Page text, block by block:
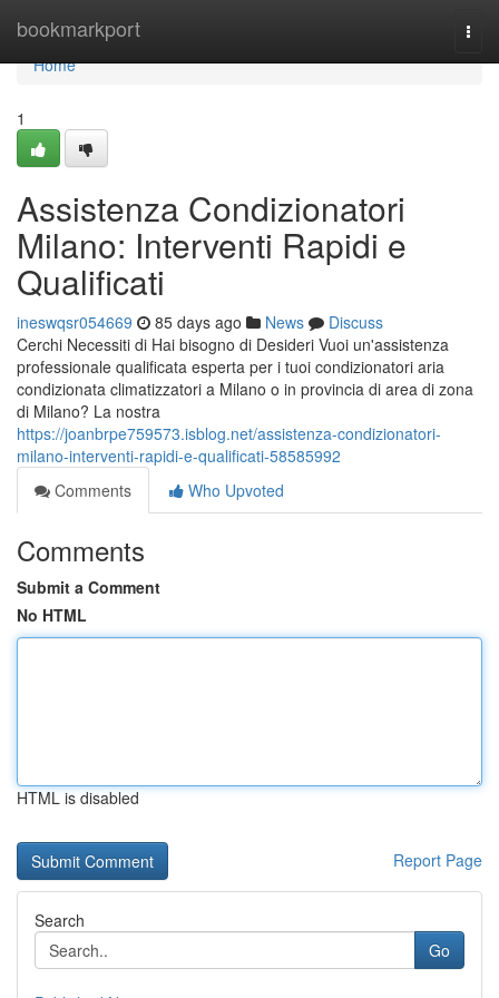
bookmarkport
Home
Home
1
Assistenza Condizionatori
Milano: Interventi Rapidi e
Qualificati
ineswqsr054669 85 days ago News
Discuss
Cerchi Necessiti di Hai bisogno di Desideri Vuoi un'assistenza
professionale qualificata esperta per i tuoi condizionatori aria
condizionata climatizzatori a Milano o in provincia di area di zona
di Milano? La nostra
https://joanbrpe759573.isblog.net/assistenza-condizionatori-
milano-interventi-rapidi-e-qualificati-58585992
Comments
Who Upvoted
Comments
Submit a Comment
No HTML
HTML is disabled
Report Page
Search
Go